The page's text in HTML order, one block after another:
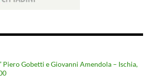
Piero Gobetti e Giovanni Amendola – Ischia,